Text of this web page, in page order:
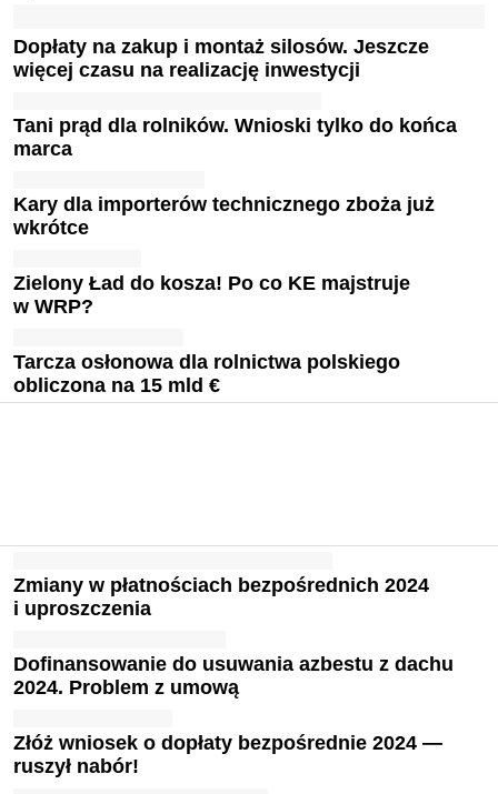
Dopłaty na zakup i montaż silosów. Jeszcze
więcej czasu na realizację inwestycji
Tani prąd dla rolników. Wnioski tylko do końca
marca
Kary dla importerów technicznego zboża już
wkrótce
Zielony Ład do kosza! Po co KE majstruje
w WRP?
Tarcza osłonowa dla rolnictwa polskiego
obliczona na 15 mld €
Zmiany w płatnościach bezpośrednich 2024
i uproszczenia
Dofinansowanie do usuwania azbestu z dachu
2024. Problem z umową
Złóż wniosek o dopłaty bezpośrednie 2024 —
ruszył nabór!